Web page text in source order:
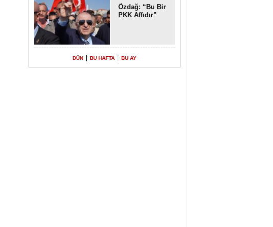
Özdağ: “Bu Bir
PKK Affıdır”
DÜN BU HAFTA BU AY